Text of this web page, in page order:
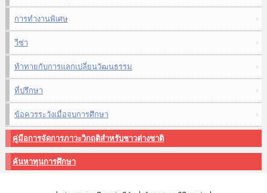
การทำงานพิเศษ
วีซ่า
ท้าทายกับการแลกเปลี่ยนวัฒนธรรม
ที่ปรึกษา
ข้อควรระวังเมื่อจบการศึกษา
คู่มือการจัดการภาวะวิกฤติสำหรับชาวต่างชาติ
ค้นหาทุนการศึกษา